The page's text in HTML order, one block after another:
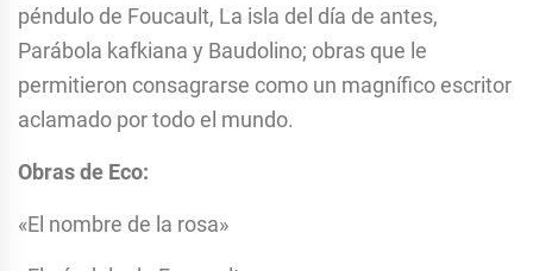
péndulo de Foucault, La isla del día de antes,
Parábola kafkiana y Baudolino; obras que le
permitieron consagrarse como un magnífico escritor
aclamado por todo el mundo.
Obras de Eco:
«El nombre de la rosa»